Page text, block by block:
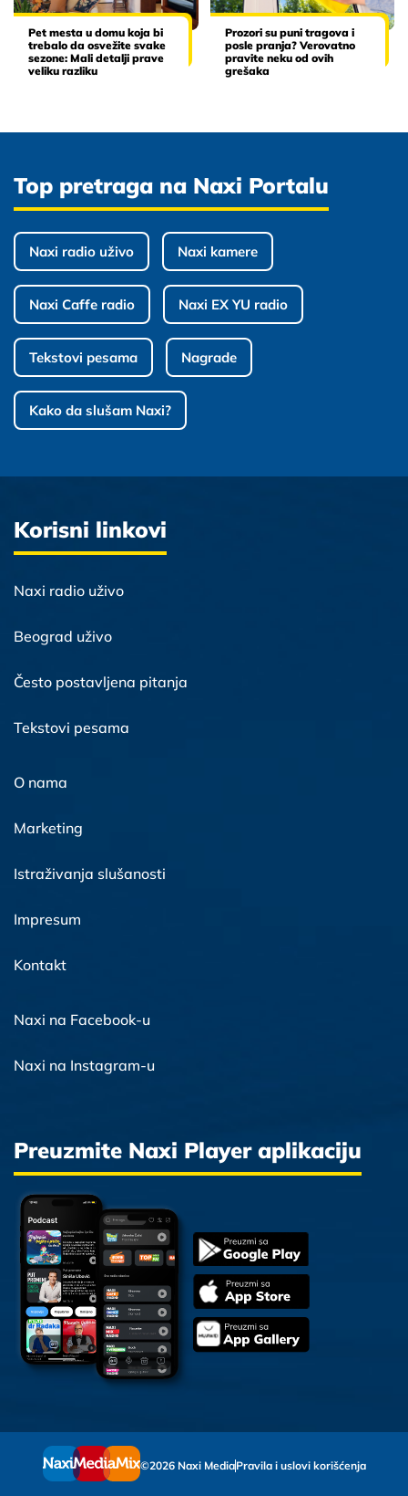
Pet mesta u domu koja bi
trebalo da osvežite svake
sezone: Mali detalji prave
veliku razliku
Prozori su puni tragova i
posle pranja? Verovatno
pravite neku od ovih
grešaka
Top pretraga na Naxi Portalu
Naxi radio uživo Naxi kamere
Naxi Caffe radio Naxi EX YU radio
Tekstovi pesama Nagrade
Kako da slušam Naxi?
Korisni linkovi
Naxi radio uživo
Beograd uživo
Često postavljena pitanja
Tekstovi pesama
O nama
Marketing
Istraživanja slušanosti
Impresum
Kontakt
Naxi na Facebook-u
Naxi na Instagram-u
Preuzmite Naxi Player aplikaciju
©2026 Naxi MediaPravila i uslovi korišćenja